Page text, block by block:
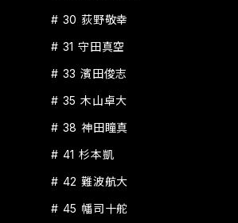
# 30 荻野敬幸
# 31 守田真空
# 33 濱田俊志
# 35 木山卓大
# 38 神田瞳真
# 41 杉本凱
# 42 難波航大
# 45 幡司十舵